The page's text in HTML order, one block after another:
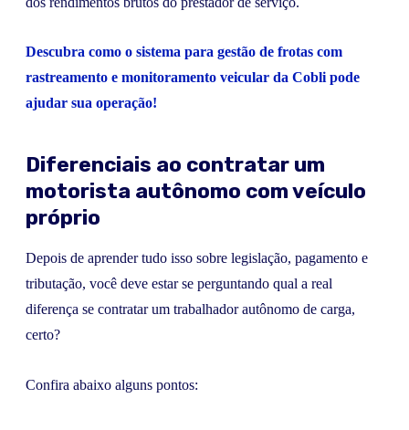
Descubra como o sistema para gestão de frotas com
rastreamento e monitoramento veicular da Cobli pode
ajudar sua operação!
Diferenciais ao contratar um
motorista autônomo com veículo
próprio
Depois de aprender tudo isso sobre legislação, pagamento e
tributação, você deve estar se perguntando qual a real
diferença se contratar um trabalhador autônomo de carga,
certo?
Confira abaixo alguns pontos: